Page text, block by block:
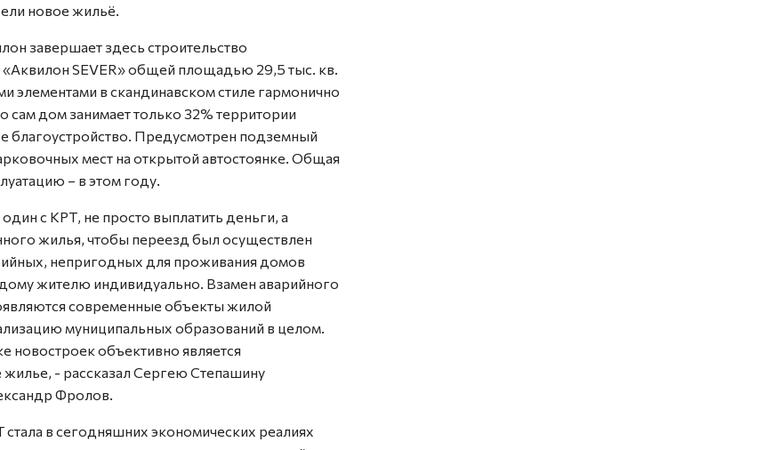
новое жильё.
завершает здесь строительство
SEVER» общей площадью 29,5 тыс. кв.
элементами в скандинавском стиле гармонично
дом занимает только 32% территории
благоустройство. Предусмотрен подземный
мест на открытой автостоянке. Общая
– в этом году.
с КРТ, не просто выплатить деньги, а
жилья, чтобы переезд был осуществлен
непригодных для проживания домов
жителю индивидуально. Взамен аварийного
современные объекты жилой
муниципальных образований в целом.
новостроек объективно является
- рассказал Сергею Степашину
Фролов.
в сегодняшних экономических реалиях